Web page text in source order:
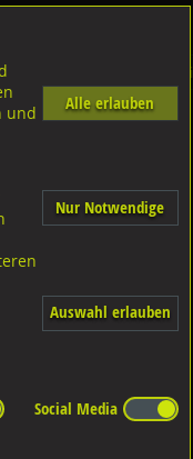
Ausführungen
und
Alle erlauben
Nur Notwendige
Auswahl erlauben
Social Media